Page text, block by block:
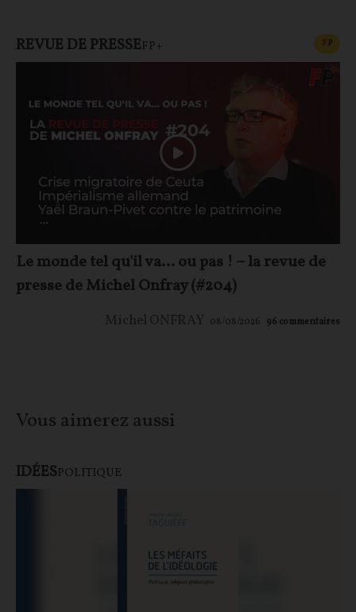
REVUE DE PRESSEFP+ FP
Le monde tel qu'il va… ou pas ! – la revue de
presse de Michel Onfray (#204)
Michel ONFRAY 08/08/2026 96 commentaires
Vous aimerez aussi
IDÉESPOLITIQUE